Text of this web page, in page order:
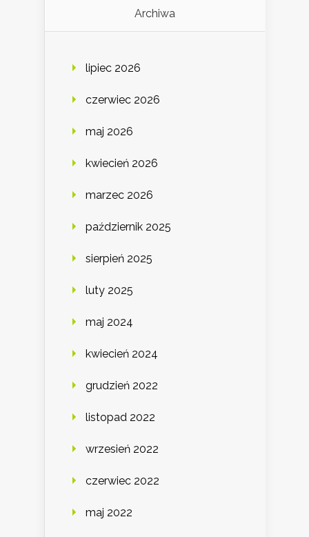
Archiwa
lipiec 2026
czerwiec 2026
maj 2026
kwiecień 2026
marzec 2026
październik 2025
sierpień 2025
luty 2025
maj 2024
kwiecień 2024
grudzień 2022
listopad 2022
wrzesień 2022
czerwiec 2022
maj 2022